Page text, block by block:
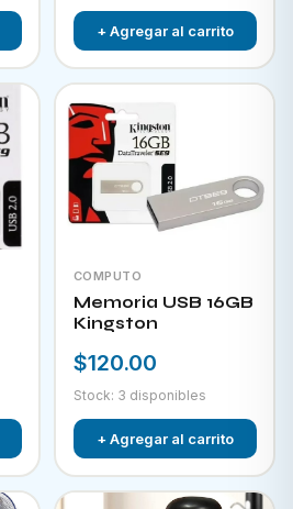
+ Agregar al carrito
COMPUTO
Memoria USB 16GB
Kingston
$120.00
Stock: 3 disponibles
+ Agregar al carrito